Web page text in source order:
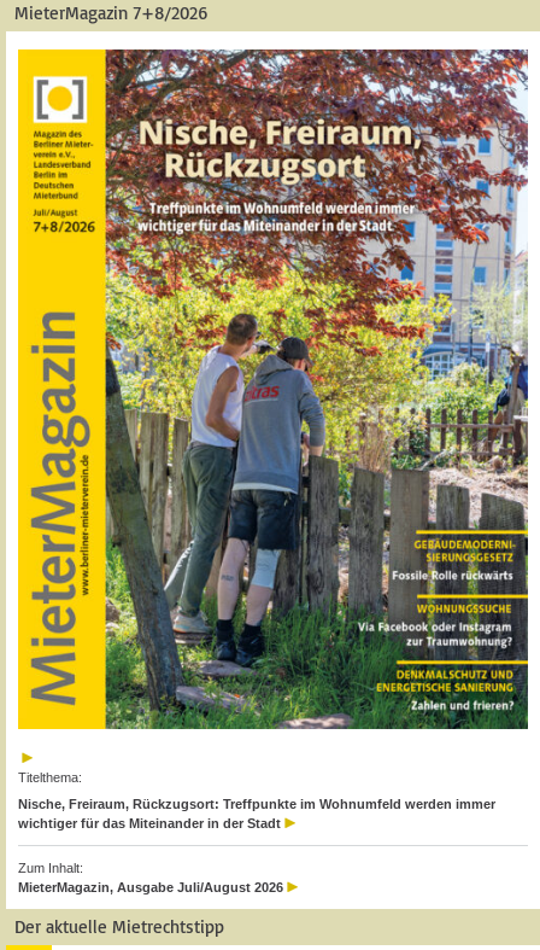
MieterMagazin 7+8/2026
Titelthema:
Nische, Freiraum, Rückzugsort: Treffpunkte im Wohnumfeld werden immer
wichtiger für das Miteinander in der Stadt
Zum Inhalt:
MieterMagazin, Ausgabe Juli/August 2026
Der aktuelle Mietrechtstipp